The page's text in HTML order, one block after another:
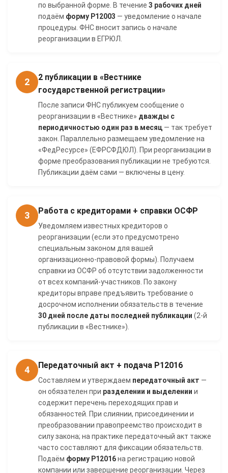
по выбранной форме. В течение 3 рабочих дней
подаём форму Р12003 — уведомление о начале
процедуры. ФНС вносит запись о начале
реорганизации в ЕГРЮЛ.
2
2 публикации в «Вестнике
государственной регистрации»
После записи ФНС публикуем сообщение о
реорганизации в «Вестнике» дважды с
периодичностью один раз в месяц — так требует
закон. Параллельно размещаем уведомление на
«ФедРесурсе» (ЕФРСФДЮЛ). При реорганизации в
форме преобразования публикации не требуются.
Публикации даём сами — включены в цену.
3 Работа с кредиторами + справки ОСФР
Уведомляем известных кредиторов о
реорганизации (если это предусмотрено
специальным законом для вашей
организационно-правовой формы). Получаем
справки из ОСФР об отсутствии задолженности
от всех компаний-участников. По закону
кредиторы вправе предъявить требование о
досрочном исполнении обязательств в течение
30 дней после даты последней публикации (2-й
публикации в «Вестнике»).
4 Передаточный акт + подача Р12016
Составляем и утверждаем передаточный акт —
он обязателен при разделении и выделении и
содержит перечень переходящих прав и
обязанностей. При слиянии, присоединении и
преобразовании правопреемство происходит в
силу закона; на практике передаточный акт также
часто составляют для фиксации обязательств.
Подаём форму Р12016на регистрацию новой
компании или завершение реорганизации. Через